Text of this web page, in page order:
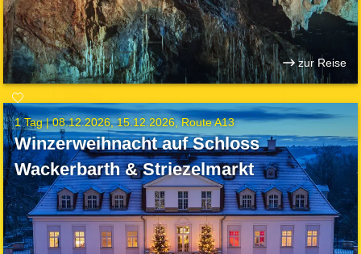
zur Reise
1 Tag |08.12.2026 15.12.2026 Route A13
Winzerweihnacht auf Schloss
Wackerbarth & Striezelmarkt